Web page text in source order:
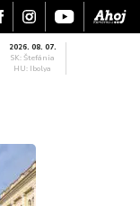
2026. 08. 07.
SK: Štefánia
HU: Ibolya